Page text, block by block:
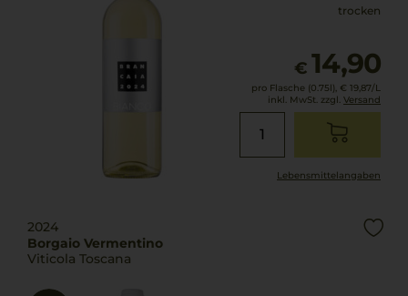
trocken
€ 14,90
pro Flasche (0.75l), € 19,87/L
inkl. MwSt. zzgl. Versand
Lebensmittel­angaben
2024
Borgaio Vermentino
Viticola Toscana